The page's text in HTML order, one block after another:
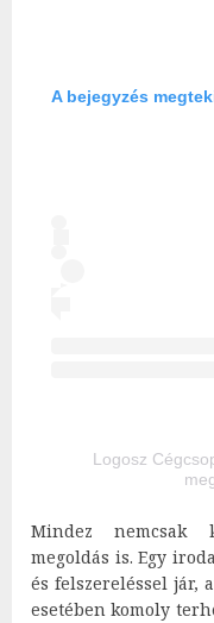
A bejegyzés
Logosz
Mindez nemcsak
megoldás is. Egy
és felszereléssel jár,
esetében komoly